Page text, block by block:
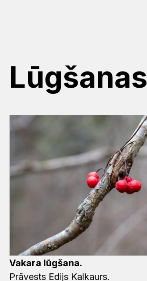
Lūgšanas
Vakara lūgšana.
Prāvests Edijs Kalkaurs.